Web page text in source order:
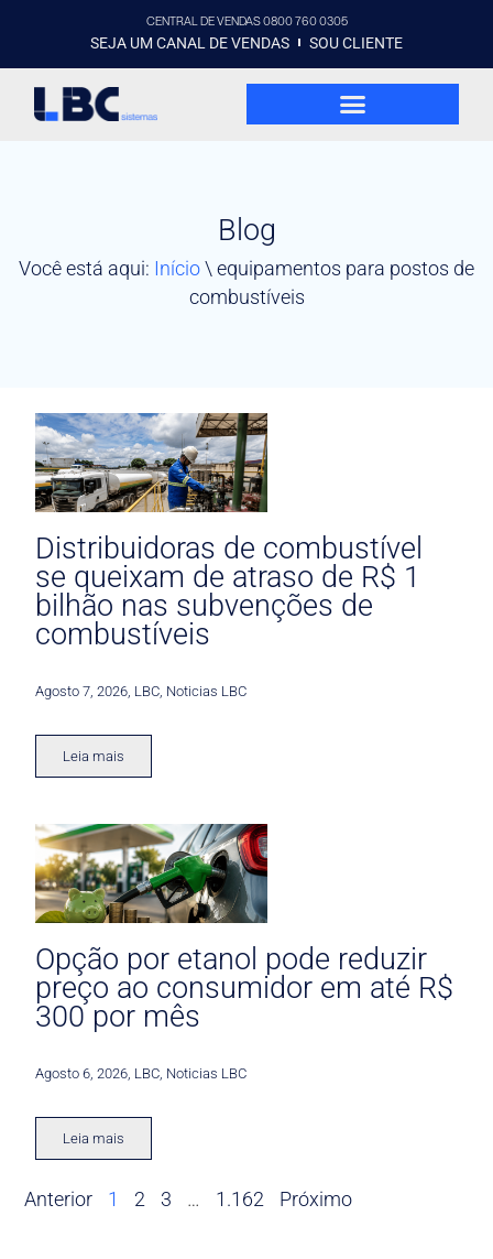
CENTRAL DE VENDAS 0800 760 0305
SEJA UM CANAL DE VENDAS SOU CLIENTE
Blog
Você está aqui: Início\ equipamentos para postos de
combustíveis
Distribuidoras de combustível
se queixam de atraso de R$ 1
bilhão nas subvenções de
combustíveis
Agosto 7, 2026 LBC Noticias LBC
Leia mais
Opção por etanol pode reduzir
preço ao consumidor em até R$
300 por mês
Agosto 6, 2026 LBC Noticias LBC
Leia mais
Anterior 1 2 3 … 1.162 Próximo